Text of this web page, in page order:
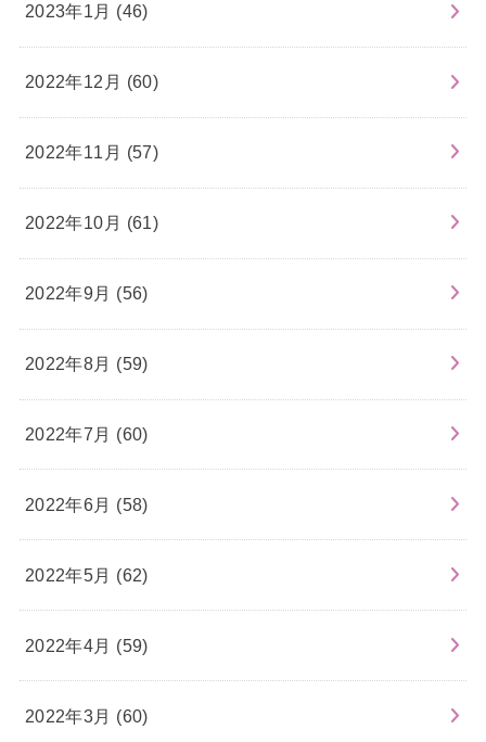
2023年1月 (46)
2022年12月 (60)
2022年11月 (57)
2022年10月 (61)
2022年9月 (56)
2022年8月 (59)
2022年7月 (60)
2022年6月 (58)
2022年5月 (62)
2022年4月 (59)
2022年3月 (60)